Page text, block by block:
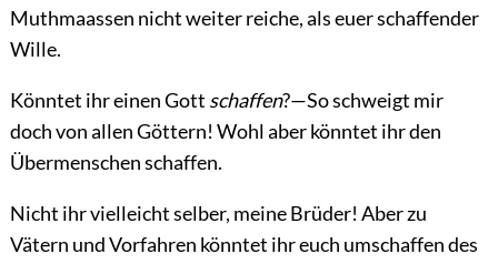
Muthmaassen nicht weiter reiche, als euer schaffender
Wille.
Könntet ihr einen Gott schaffen?—So schweigt mir
doch von allen Göttern! Wohl aber könntet ihr den
Übermenschen schaffen.
Nicht ihr vielleicht selber, meine Brüder! Aber zu
Vätern und Vorfahren könntet ihr euch umschaffen des